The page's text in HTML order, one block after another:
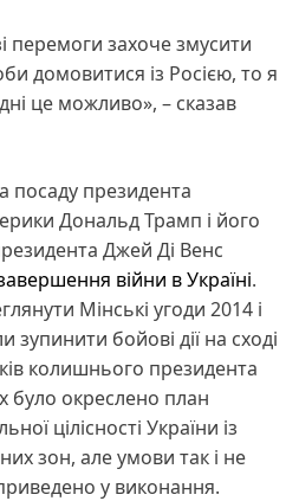
перемоги захоче змусити
домовитися із Росією, то я
це можливо», – сказав
посаду президента
Дональд Трамп і його
Джей Ді Венс
війни в Україні.
Мінські угоди 2014 і
зупинити бойові дії на сході
колишнього президента
було окреслено план
цілісності України із
зон, але умови так і не
у виконання.